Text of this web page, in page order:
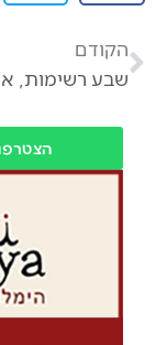
הקודם